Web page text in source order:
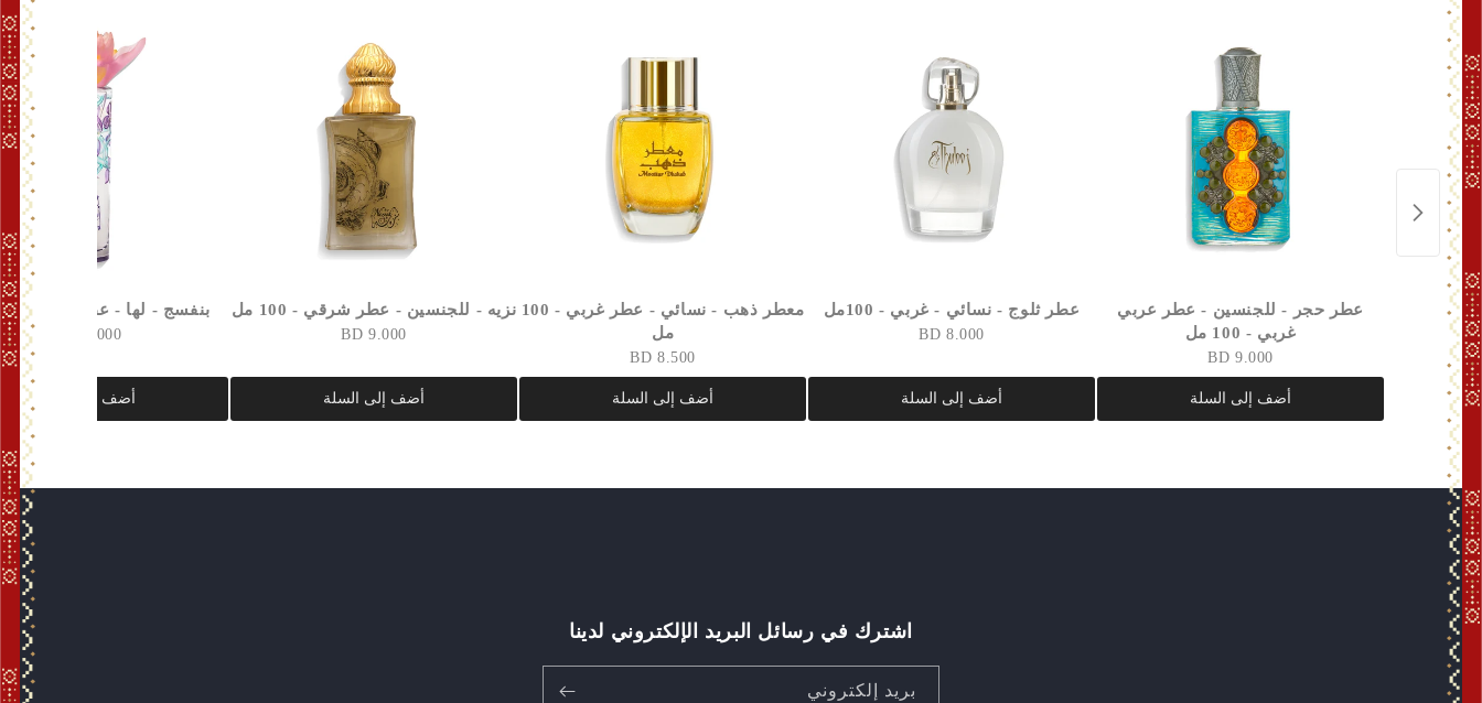
عطر حجر - للجنسين - عطر عربي
غربي - 100 مل
9.000 BD
أضف إلى السلة
عطر ثلوج - نسائي - غربي - 100مل
8.000 BD
أضف إلى السلة
معطر ذهب - نسائي - عطر غربي - 100
مل
8.500 BD
أضف إلى السلة
نزيه - للجنسين - عطر شرقي - 100 مل
9.000 BD
أضف إلى السلة
بنفسج - لها - عطر غربي - 100 مل
12.000 BD
أضف إلى السلة
اشترك في رسائل البريد الإلكتروني لدينا
بريد إلكتروني